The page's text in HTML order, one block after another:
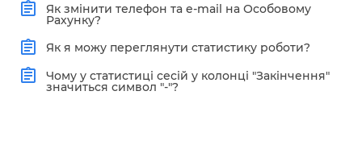
Як змінити телефон та e-mail на Особовому
Рахунку?
Як я можу переглянути статистику роботи?
Чому у статистиці сесій у колонці "Закінчення"
значиться символ "-"?